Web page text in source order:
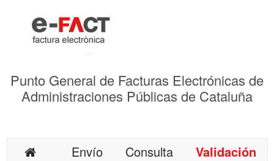
Punto General de Facturas Electrónicas de
Administraciones Públicas de Cataluña
Envío Consulta
Validación